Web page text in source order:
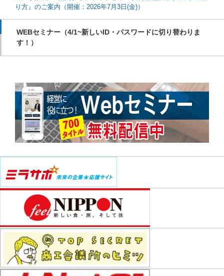
り方』のご案内（開催：2026年7月3日(金)）
WEBセミナー（4/1~新しいID・パスワードに切り替わりま
す！）